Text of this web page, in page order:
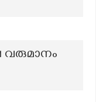
വരുമാനം